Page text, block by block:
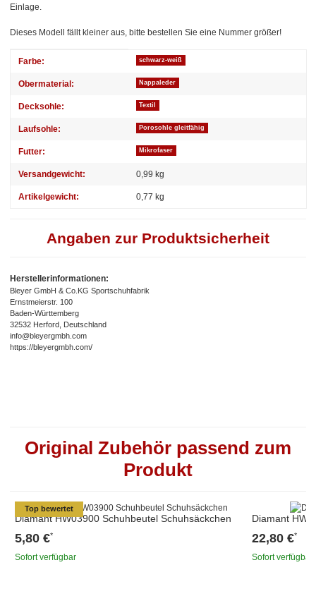
Einlage.
Dieses Modell fällt kleiner aus, bitte bestellen Sie eine Nummer größer!
Produkteigenschaft
Wert
Farbe: schwarz-weiß
Obermaterial: Nappaleder
Decksohle: Textil
Laufsohle: Porosohle gleitfähig
Futter: Mikrofaser
Versandgewicht: 0,99 kg
Artikelgewicht: 0,77 kg
Angaben zur Produktsicherheit
Herstellerinformationen:
Bleyer GmbH & Co.KG Sportschuhfabrik
Ernstmeierstr. 100
Baden-Württemberg
32532 Herford, Deutschland
info@bleyergmbh.com
https://bleyergmbh.com/
Original Zubehör passend zum
Produkt
Top bewertet
Diamant HW03900 Schuhbeutel Schuhsäckchen
5,80 €*
Sofort verfügbar
Diamant
22,80 €*
Sofort verfügbar